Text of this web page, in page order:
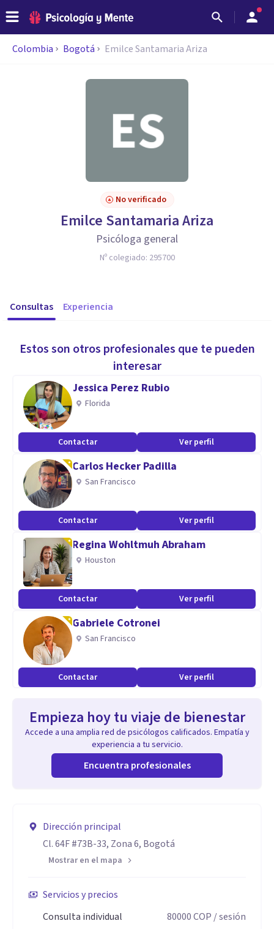
Colombia Bogotá Emilce Santamaria Ariza
No verificado
Emilce Santamaria Ariza
Psicóloga general
Nº colegiado: 295700
Consultas Experiencia
Estos son otros profesionales que te pueden
interesar
Jessica Perez Rubio
Florida
Contactar Ver perfil
Carlos Hecker Padilla
San Francisco
Contactar Ver perfil
Regina Wohltmuh Abraham
Houston
Contactar Ver perfil
Gabriele Cotronei
San Francisco
Contactar Ver perfil
Empieza hoy tu viaje de bienestar
Accede a una amplia red de psicólogos calificados. Empatía y
experiencia a tu servicio.
Encuentra profesionales
Dirección principal
Cl. 64F #73B-33, Zona 6, Bogotá
Mostrar en el mapa
Servicios y precios
Consulta individual
80000COP / sesión